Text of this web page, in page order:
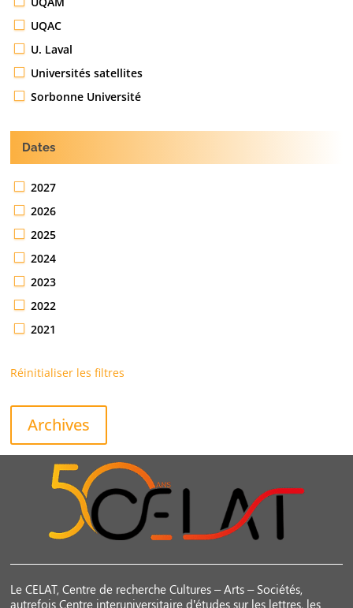
UQAC
U. Laval
Universités satellites
Sorbonne Université
Dates
2027
2026
2025
2024
2023
2022
2021
Réinitialiser les filtres
Archives
Le CELAT, Centre de recherche Cultures – Arts – Sociétés,
autrefois Centre interuniversitaire d’études sur les lettres, les